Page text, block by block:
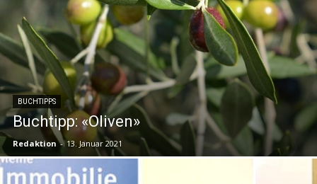
BUCHTIPPS
Buchtipp: «Oliven»
Redaktion - 13. Januar 2021